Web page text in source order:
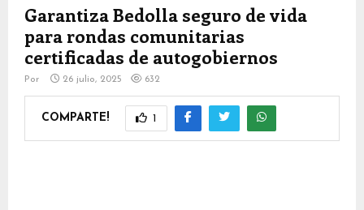
Garantiza Bedolla seguro de vida
para rondas comunitarias
certificadas de autogobiernos
Por 26 julio, 2025 632
COMPARTE! 1